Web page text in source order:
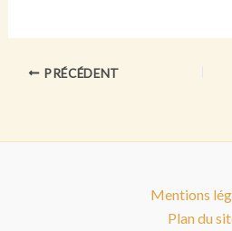
PRÉCÉDENT
Mentions
Plan du